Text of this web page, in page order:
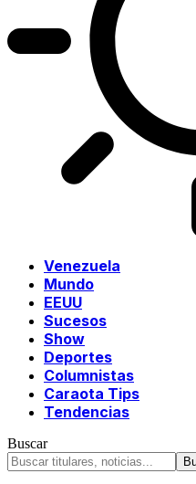
Venezuela
Mundo
EEUU
Sucesos
Show
Deportes
Columnistas
Caraota Tips
Tendencias
Buscar